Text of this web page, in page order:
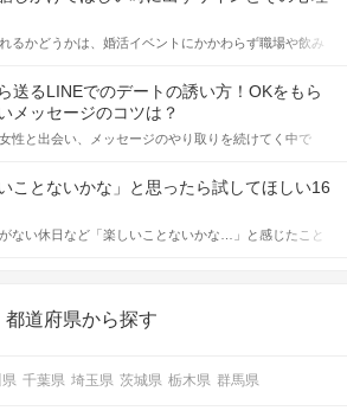
投票
るかどうかは、婚活イベントにかかわらず職場や飲み
チできるかにも左右されます。 これから恋人作りを本
ようとしている方は、女性が異性を求めて出すサイン
と理解し、正しい行動に移せるかどうかが重要。 この
女性が話しかけて欲しい時に出すサインとその心理を
ような行動に繋げるべきかをご紹介していきます。
送るLINEでのデートの誘い方！OKをもら
メッセージのコツは？
性と出会い、メッセージのやり取りを続けてく中で
中には「どう誘ったらいいの？」とお困りの男性もいら
のではないでしょうか。 そこで今回は、男性から女性へ
のデートの誘い方のコツをご紹介します。例文も混じ
説するので、ぜひ参考にしてください。
いことないかな」と思ったら試してほしい16
ない休日など「楽しいことないかな…」と感じたこと
ことアイデアを集めました♪ いままさに楽しいことを探し
都道府県から探す
千葉県 埼玉県 茨城県 栃木県 群馬県